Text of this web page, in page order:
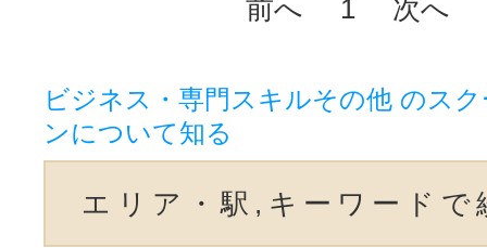
前へ 1 次へ
ビジネス・専門スキルその他 のス
ンについて知る
エリア・駅,キーワードで